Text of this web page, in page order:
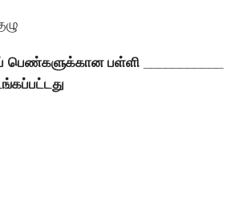
பெண்களுக்கான பள்ளி ___________